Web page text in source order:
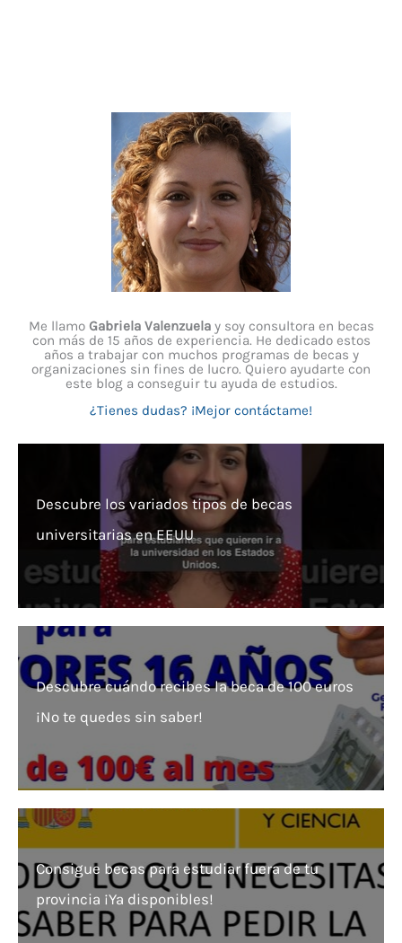
Me llamo Gabriela Valenzuelay soy consultora en becas
con más de 15 años de experiencia. He dedicado estos
años a trabajar con muchos programas de becas y
organizaciones sin fines de lucro. Quiero ayudarte con
este blog a conseguir tu ayuda de estudios.
¿Tienes dudas? ¡Mejor contáctame!
Descubre los variados tipos de becas
universitarias en EEUU
Descubre cuándo recibes la beca de 100 euros
¡No te quedes sin saber!
Consigue becas para estudiar fuera de tu
provincia ¡Ya disponibles!